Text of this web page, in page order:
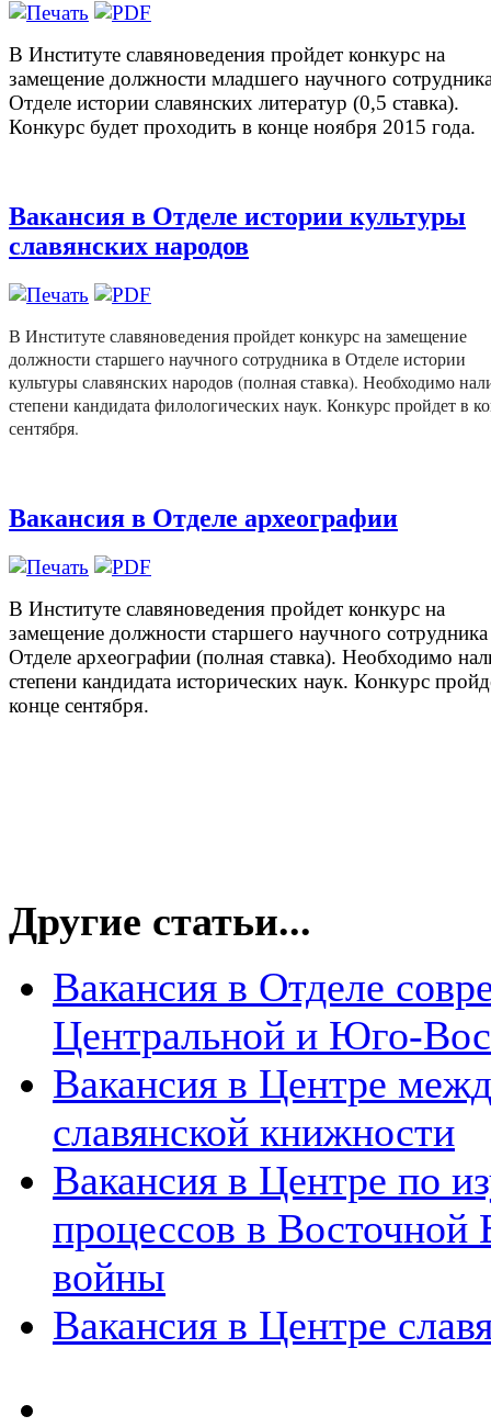
В Институте славяноведения пройдет конкурс на
замещение должности младшего научного
Отделе истории славянских литератур (0,5 ставка).
Конкурс будет проходить в конце ноября 2015 года.
Вакансия в Отделе истории культуры
славянских народов
В Институте славяноведения пройдет конкурс на замещение
должности старшего научного сотрудника в Отделе истории
культуры славянских народов (полная ставка). Необходимо
степени кандидата филологических наук. Конкурс пройдет в
сентября.
Вакансия в Отделе археографии
В Институте славяноведения пройдет конкурс на
замещение должности старшего научного
Отделе археографии (полная ставка). Необходимо
степени кандидата исторических наук. Конкурс
конце сентября.
Другие статьи...
Вакансия в Отделе
Центральной и Юго-
Вакансия в Центре
славянской книжности
Вакансия в Центре по
процессов в
войны
Вакансия в Центре